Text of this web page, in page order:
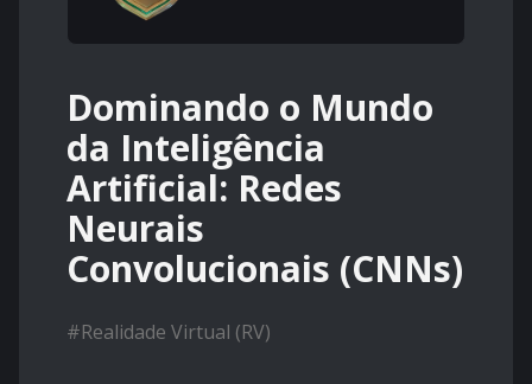
Dominando o Mundo
da Inteligência
Artificial: Redes
Neurais
Convolucionais (CNNs)
#Realidade Virtual (RV)